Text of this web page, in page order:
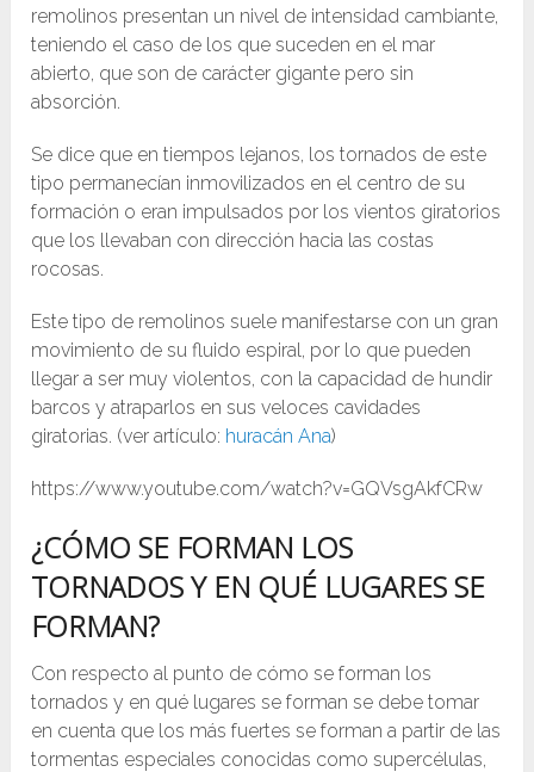
remolinos presentan un nivel de intensidad cambiante,
teniendo el caso de los que suceden en el mar
abierto, que son de carácter gigante pero sin
absorción.
Se dice que en tiempos lejanos, los tornados de este
tipo permanecían inmovilizados en el centro de su
formación o eran impulsados por los vientos giratorios
que los llevaban con dirección hacia las costas
rocosas.
Este tipo de remolinos suele manifestarse con un gran
movimiento de su fluido espiral, por lo que pueden
llegar a ser muy violentos, con la capacidad de hundir
barcos y atraparlos en sus veloces cavidades
giratorias. (ver artículo: huracán Ana)
https://www.youtube.com/watch?v=GQVsgAkfCRw
¿CÓMO SE FORMAN LOS
TORNADOS Y EN QUÉ LUGARES SE
FORMAN?
Con respecto al punto de cómo se forman los
tornados y en qué lugares se forman se debe tomar
en cuenta que los más fuertes se forman a partir de las
tormentas especiales conocidas como supercélulas,